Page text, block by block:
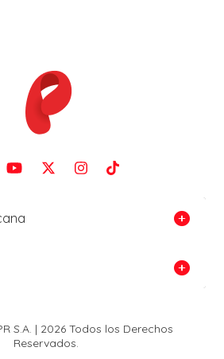
S.A. | 2026 Todos los Derechos
Reservados.